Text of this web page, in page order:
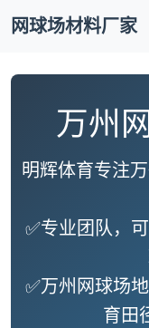
网球场材料厂家
万州
明辉体育专注
✅专业团队，
✅万州网球场
育田